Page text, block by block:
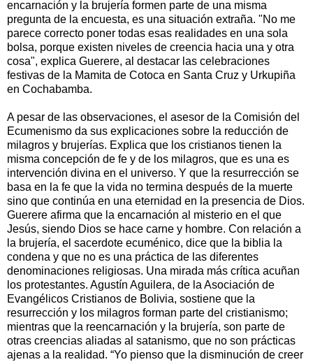
encarnación y la brujería formen parte de una misma
pregunta de la encuesta, es una situación extraña. "No me
parece correcto poner todas esas realidades en una sola
bolsa, porque existen niveles de creencia hacia una y otra
cosa", explica Guerere, al destacar las celebraciones
festivas de la Mamita de Cotoca en Santa Cruz y Urkupiña
en Cochabamba.
A pesar de las observaciones, el asesor de la Comisión del
Ecumenismo da sus explicaciones sobre la reducción de
milagros y brujerías. Explica que los cristianos tienen la
misma concepción de fe y de los milagros, que es una es
intervención divina en el universo. Y que la resurrección se
basa en la fe que la vida no termina después de la muerte
sino que continúa en una eternidad en la presencia de Dios.
Guerere afirma que la encarnación al misterio en el que
Jesús, siendo Dios se hace carne y hombre. Con relación a
la brujería, el sacerdote ecuménico, dice que la biblia la
condena y que no es una práctica de las diferentes
denominaciones religiosas. Una mirada más crítica acuñan
los protestantes. Agustín Aguilera, de la Asociación de
Evangélicos Cristianos de Bolivia, sostiene que la
resurrección y los milagros forman parte del cristianismo;
mientras que la reencarnación y la brujería, son parte de
otras creencias aliadas al satanismo, que no son prácticas
ajenas a la realidad. “Yo pienso que la disminución de creer